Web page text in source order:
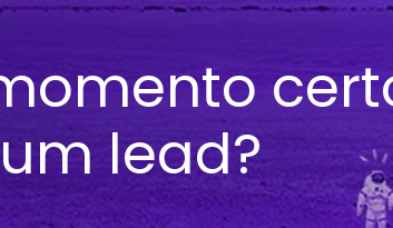
um lead?